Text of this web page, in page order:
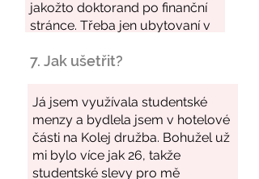
7. Jak ušetřit?